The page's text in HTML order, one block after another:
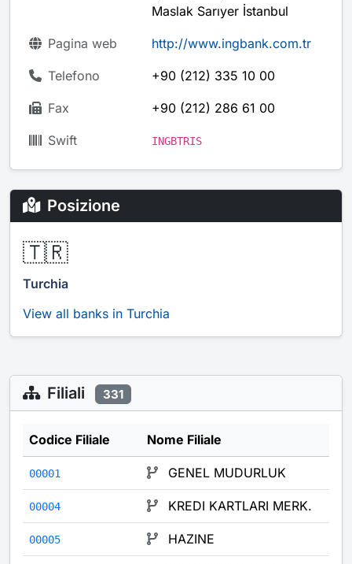
Maslak Sarıyer İstanbul
Pagina web http://www.ingbank.com.tr
Telefono +90 (212) 335 10 00
Fax +90 (212) 286 61 00
Swift INGBTRIS
Posizione
🇹🇷
Turchia
View all banks in Turchia
Filiali 331
Codice Filiale Nome Filiale
00001 GENEL MUDURLUK
00004 KREDI KARTLARI MERK.
00005 HAZINE